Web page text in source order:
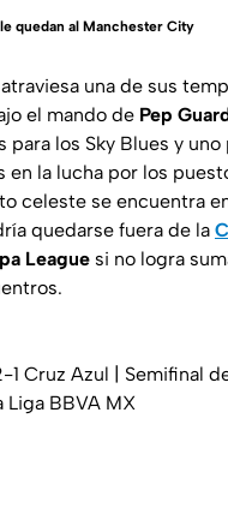
quedan al Manchester City
atraviesa una de sus
el mando de Pep
los Sky Blues y uno
en la lucha por los
celeste se encuentra
quedarse fuera de la
League si no logra
1 Cruz Azul | Semifinal
Liga BBVA MX